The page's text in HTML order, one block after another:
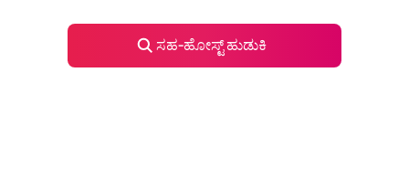
ಸಹ‑ಹೋಸ್ಟ್ ಹುಡುಕಿ